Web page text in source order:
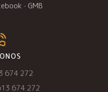
· GMB
674 272
674 272